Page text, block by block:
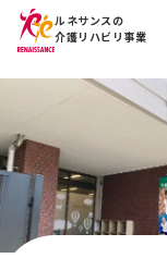
ルネサンスの
介護リハビリ事業